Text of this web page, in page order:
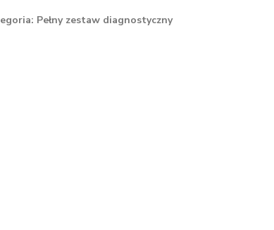
Set
Pełny zestaw diagnostyczny